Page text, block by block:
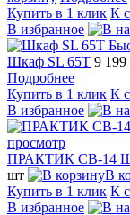
Купить в 1 клик К
В избранное
Шкаф SL 65T 9 199
Подробнее
Купить в 1 клик К
В избранное
просмотр
ПРАКТИК CB-14
шт
В
Купить в 1 клик К
В избранное